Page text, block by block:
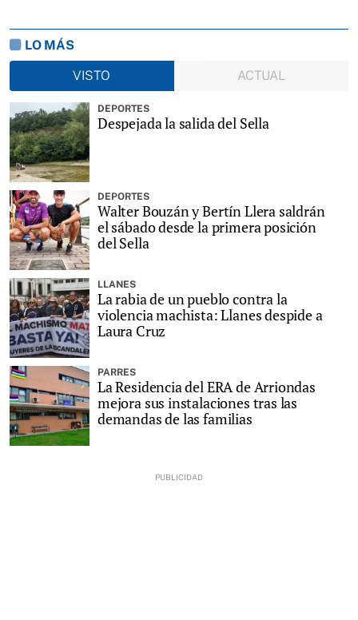
LO MÁS
VISTO
ACTUAL
DEPORTES
Despejada la salida del Sella
DEPORTES
Walter Bouzán y Bertín Llera saldrán
el sábado desde la primera posición
del Sella
LLANES
La rabia de un pueblo contra la
violencia machista: Llanes despide a
Laura Cruz
PARRES
La Residencia del ERA de Arriondas
mejora sus instalaciones tras las
demandas de las familias